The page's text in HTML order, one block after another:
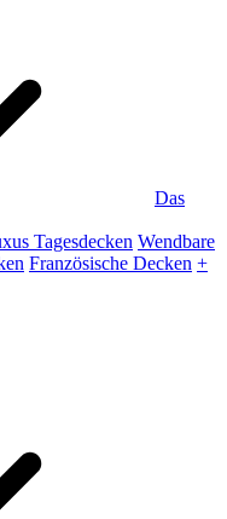
Das
Tagesdecken Wendbare
Französische Decken +